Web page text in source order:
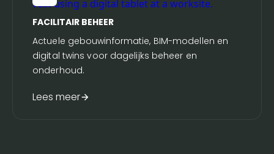
FACILITAIR BEHEER
Actuele gebouwinformatie, BIM-modellen en
digital twins voor dagelijks beheer en
onderhoud.
Lees meer